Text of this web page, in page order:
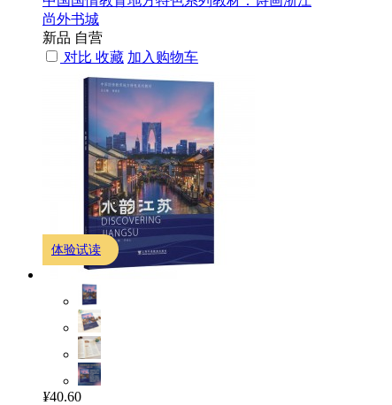
尚外书城
新品 自营
对比 收藏 加入购物车
体验试读
¥40.60